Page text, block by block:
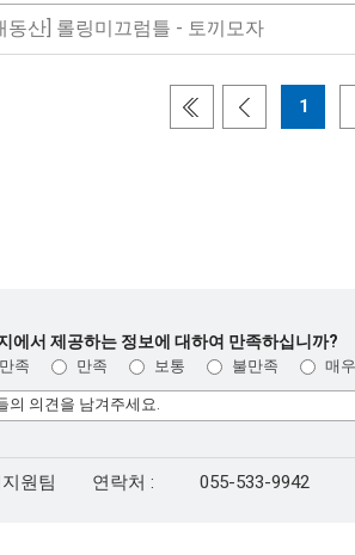
동산] 롤링미끄럼틀 - 토끼모자
1
에서 제공하는 정보에 대하여 만족하십니까?
족 만족 보통 불만족 매
원팀 연락처 : 055-533-9942